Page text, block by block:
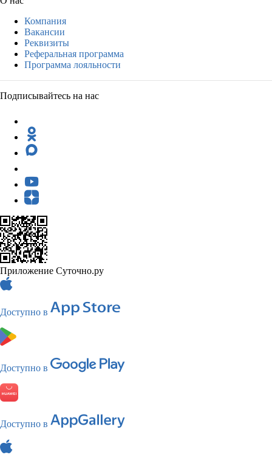
Компания
Вакансии
Реквизиты
Реферальная программа
Программа лояльности
Подписывайтесь на нас
Приложение Суточно.ру
Доступно в
Доступно в
Доступно в